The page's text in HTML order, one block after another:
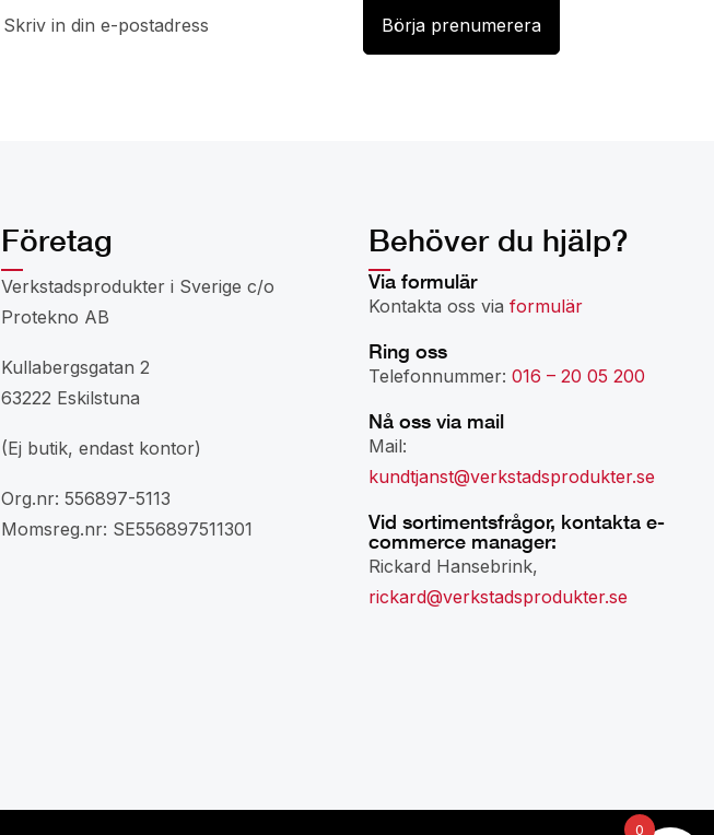
Företag
Verkstadsprodukter i Sverige c/o
Protekno AB
Kullabergsgatan 2
63222 Eskilstuna
(Ej butik, endast kontor)
Org.nr: 556897-5113
Momsreg.nr: SE556897511301
Behöver du hjälp?
Via formulär
Kontakta oss via formulär
Ring oss
Telefonnummer: 016 – 20 05 200
Nå oss via mail
Mail:
kundtjanst@verkstadsprodukter.se
Vid sortimentsfrågor, kontakta e-
commerce manager:
Rickard Hansebrink,
rickard@verkstadsprodukter.se
0